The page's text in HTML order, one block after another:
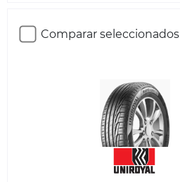
Comparar seleccionados